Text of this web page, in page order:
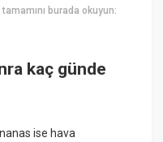
tamamını burada okuyun:
kaç günde
ise hava